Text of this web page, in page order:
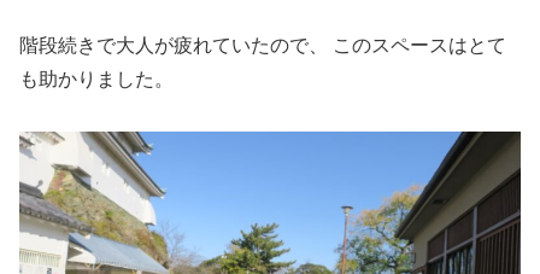
階段続きで大人が疲れていたので、 このスペースはとて
も助かりました。